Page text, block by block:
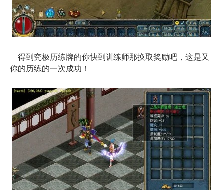
得到究极历练牌的你快到训练师那换取奖励吧，这是又
你的历练的一次成功！